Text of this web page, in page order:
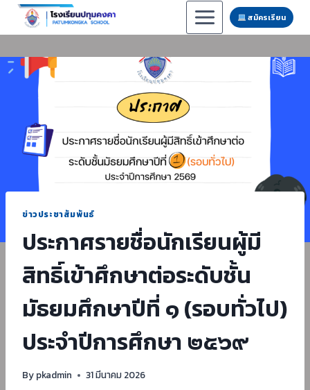
Skip
สมัครเรียน
ข่าวประชาสัมพันธ์
ประกาศรายชื่อนักเรียนผู้มี
สิทธิ์เข้าศึกษาต่อระดับชั้น
มัธยมศึกษาปีที่ ๑ (รอบทั่วไป)
ประจำปีการศึกษา ๒๕๖๙
By pkadmin 31 มีนาคม 2026